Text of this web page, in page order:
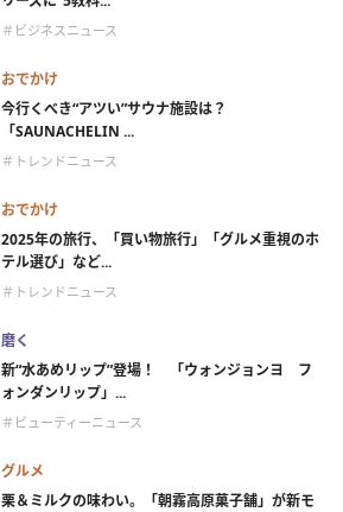
＃ビジネスニュース
おでかけ
今行くべき“アツい”サウナ施設は？
「SAUNACHELIN ...
＃トレンドニュース
おでかけ
2025年の旅行、「買い物旅行」「グルメ重視のホ
テル選び」など...
＃トレンドニュース
磨く
新“水あめリップ”登場！ 「ウォンジョンヨ フ
ォンダンリップ」...
＃ビューティーニュース
グルメ
栗＆ミルクの味わい。「朝霧高原菓子舗」が新モ